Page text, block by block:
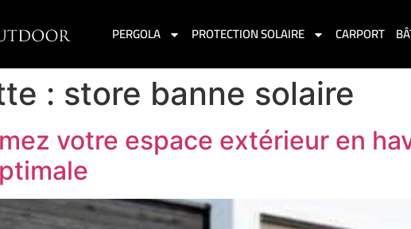
PERGOLA PROTECTION SOLAIRE CARPORT
: store banne solaire
votre espace extérieur en